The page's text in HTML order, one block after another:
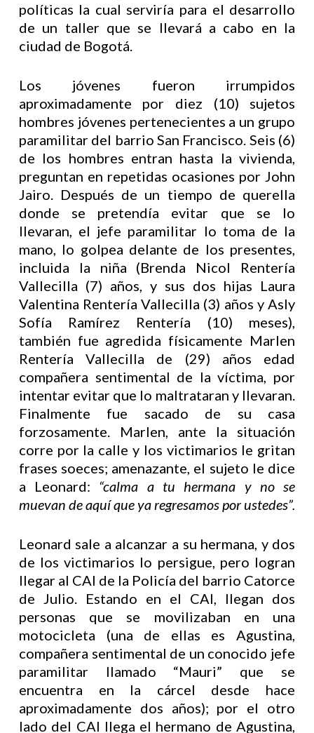
políticas la cual serviría para el desarrollo
de un taller que se llevará a cabo en la
ciudad de Bogotá.
Los jóvenes fueron irrumpidos
aproximadamente por diez (10) sujetos
hombres jóvenes pertenecientes a un grupo
paramilitar del barrio San Francisco. Seis (6)
de los hombres entran hasta la vivienda,
preguntan en repetidas ocasiones por John
Jairo. Después de un tiempo de querella
donde se pretendía evitar que se lo
llevaran, el jefe paramilitar lo toma de la
mano, lo golpea delante de los presentes,
incluida la niña (Brenda Nicol Rentería
Vallecilla (7) años, y sus dos hijas Laura
Valentina Rentería Vallecilla (3) años y Asly
Sofía Ramírez Rentería (10) meses),
también fue agredida físicamente Marlen
Rentería Vallecilla de (29) años edad
compañera sentimental de la víctima, por
intentar evitar que lo maltrataran y llevaran.
Finalmente fue sacado de su casa
forzosamente. Marlen, ante la situación
corre por la calle y los victimarios le gritan
frases soeces; amenazante, el sujeto le dice
a Leonard: “calma a tu hermana y no se
muevan de aquí que ya regresamos por ustedes”.
Leonard sale a alcanzar a su hermana, y dos
de los victimarios lo persigue, pero logran
llegar al CAI de la Policía del barrio Catorce
de Julio. Estando en el CAI, llegan dos
personas que se movilizaban en una
motocicleta (una de ellas es Agustina,
compañera sentimental de un conocido jefe
paramilitar llamado “Mauri” que se
encuentra en la cárcel desde hace
aproximadamente dos años); por el otro
lado del CAI llega el hermano de Agustina,